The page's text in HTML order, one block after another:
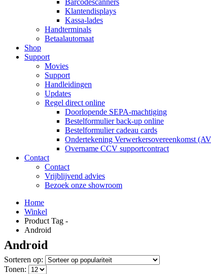
Barcodescanners
Klantendisplays
Kassa-lades
Handterminals
Betaalautomaat
Shop
Support
Movies
Support
Handleidingen
Updates
Regel direct online
Doorlopende SEPA-machtiging
Bestelformulier back-up online
Bestelformulier cadeau cards
Ondertekening Verwerkersovereenkomst
Overname CCV supportcontract
Contact
Contact
Vrijblijvend advies
Bezoek onze showroom
Home
Winkel
Product Tag -
Android
Android
Sorteren op:
Tonen: